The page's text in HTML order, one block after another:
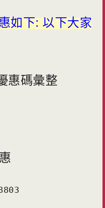
如下: 以下大家
惠碼彙整